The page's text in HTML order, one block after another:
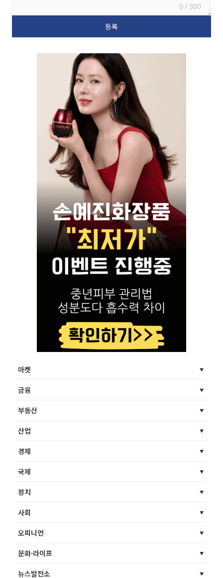
0 / 300
마켓
금융
부동산
산업
경제
국제
정치
사회
오피니언
문화·라이프
뉴스발전소